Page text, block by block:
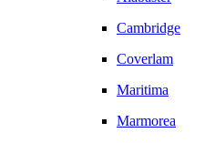
Cambridge
Coverlam
Maritima
Marmorea